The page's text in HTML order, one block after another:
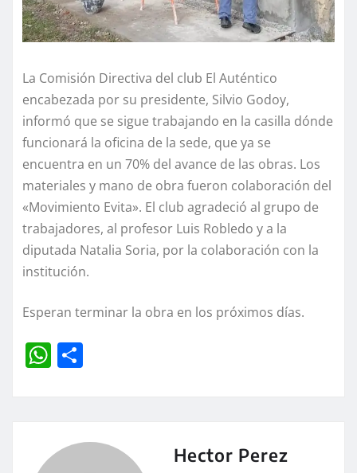
La Comisión Directiva del club El Auténtico
encabezada por su presidente, Silvio Godoy,
informó que se sigue trabajando en la casilla dónde
funcionará la oficina de la sede, que ya se
encuentra en un 70% del avance de las obras. Los
materiales y mano de obra fueron colaboración del
«Movimiento Evita». El club agradeció al grupo de
trabajadores, al profesor Luis Robledo y a la
diputada Natalia Soria, por la colaboración con la
institución.
Esperan terminar la obra en los próximos días.
W
A Hector Perez